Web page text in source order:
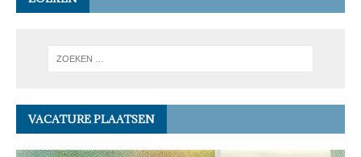
VACATURE PLAATSEN